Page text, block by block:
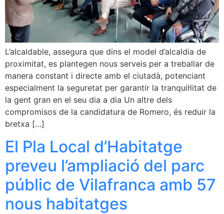
L’alcaldable, assegura que dins el model d’alcaldia de
proximitat, es plantegen nous serveis per a treballar de
manera constant i directe amb el ciutadà, potenciant
especialment la seguretat per garantir la tranquil·litat de
la gent gran en el seu dia a dia Un altre dels
compromisos de la candidatura de Romero, és reduir la
bretxa […]
El Pla Local d’Habitatge
preveu l’ampliació del parc
públic de Vilafranca amb 57
nous habitatges